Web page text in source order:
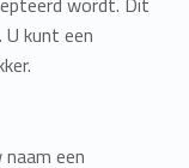
kunt een
een